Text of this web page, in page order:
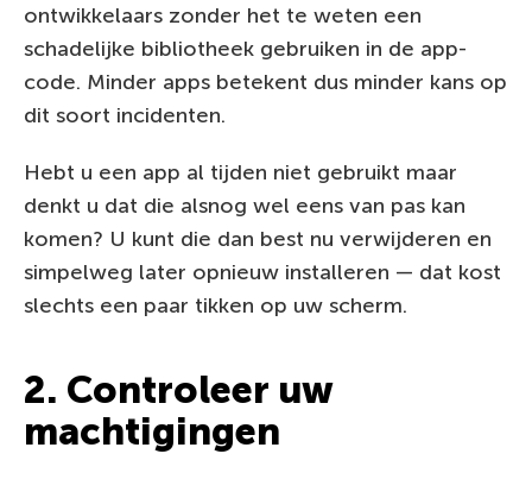
ontwikkelaars zonder het te weten een
schadelijke bibliotheek gebruiken in de app-
code. Minder apps betekent dus minder kans op
dit soort incidenten.
Hebt u een app al tijden niet gebruikt maar
denkt u dat die alsnog wel eens van pas kan
komen? U kunt die dan best nu verwijderen en
simpelweg later opnieuw installeren — dat kost
slechts een paar tikken op uw scherm.
2. Controleer uw
machtigingen